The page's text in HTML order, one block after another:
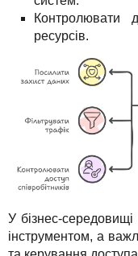
Контролювати
ресурсів.
У бізнес-
інструментом, а